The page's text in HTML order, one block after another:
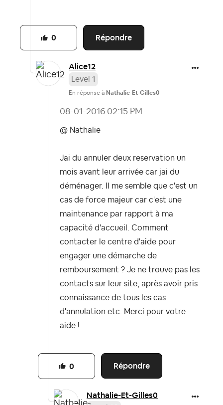
Répondre
0
Alice12
Level 1
En réponse à Nathalie-Et-Gilles0
‎08-01-2016 02:15 PM
@ Nathalie
Jai du annuler deux reservation un
mois avant leur arrivée car jai du
déménager. Il me semble que c'est un
cas de force majeur car c'est une
maintenance par rapport à ma
capacité d'accueil. Comment
contacter le centre d'aide pour
engager une démarche de
remboursement ? Je ne trouve pas les
contacts sur leur site, après avoir pris
connaissance de tous les cas
d'annulation etc. Merci pour votre
aide !
Répondre
0
Nathalie-Et-Gilles0